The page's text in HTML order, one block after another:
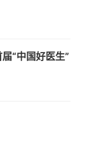
“中国好医生”